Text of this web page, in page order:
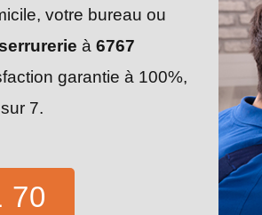
votre bureau ou
à 6767
garantie à 100%,
7.
70